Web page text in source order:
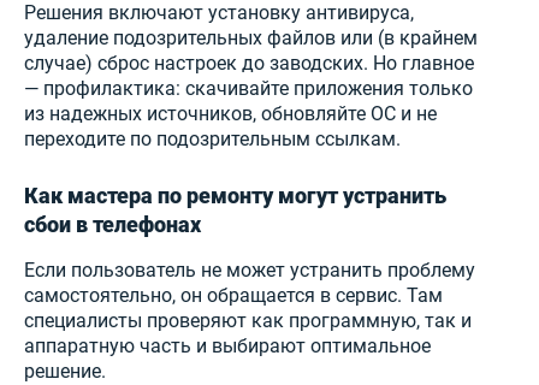
Решения включают установку антивируса,
удаление подозрительных файлов или (в крайнем
случае) сброс настроек до заводских. Но главное
— профилактика: скачивайте приложения только
из надежных источников, обновляйте ОС и не
переходите по подозрительным ссылкам.
Как мастера по ремонту могут устранить
сбои в телефонах
Если пользователь не может устранить проблему
самостоятельно, он обращается в сервис. Там
специалисты проверяют как программную, так и
аппаратную часть и выбирают оптимальное
решение.